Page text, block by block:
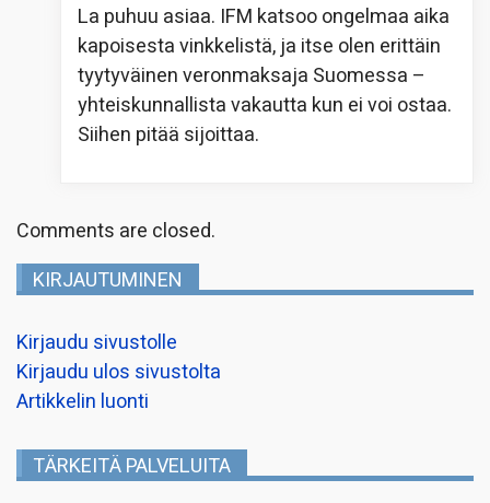
La puhuu asiaa. IFM katsoo ongelmaa aika
kapoisesta vinkkelistä, ja itse olen erittäin
tyytyväinen veronmaksaja Suomessa –
yhteiskunnallista vakautta kun ei voi ostaa.
Siihen pitää sijoittaa.
Comments are closed.
KIRJAUTUMINEN
Kirjaudu sivustolle
Kirjaudu ulos sivustolta
Artikkelin luonti
TÄRKEITÄ PALVELUITA